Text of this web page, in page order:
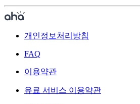
개인정보처리방침
FAQ
이용약관
유료 서비스 이용약관